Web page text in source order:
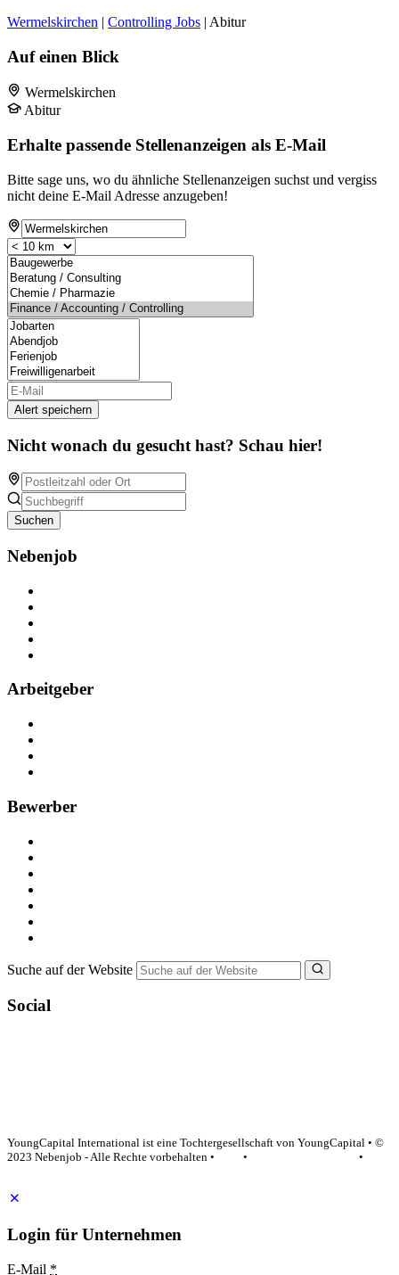
Wermelskirchen | Controlling Jobs | Abitur
Auf einen Blick
Wermelskirchen
Abitur
Erhalte passende Stellenanzeigen als E-Mail
Bitte sage uns, wo du ähnliche Stellenanzeigen suchst und vergiss
nicht deine E-Mail Adresse anzugeben!
Alert speichern
Nicht wonach du gesucht hast? Schau hier!
Suchen
Nebenjob
Arbeitgeber
Bewerber
Suche auf der Website
Social
YoungCapital International ist eine Tochtergesellschaft von YoungCapital • ©
2023 Nebenjob - Alle Rechte vorbehalten •
•
•
Login für Unternehmen
E-Mail *